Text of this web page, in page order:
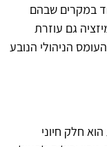
במקרים שבהם
גם עוזרת
הניהולי הנובע
חלק חיוני